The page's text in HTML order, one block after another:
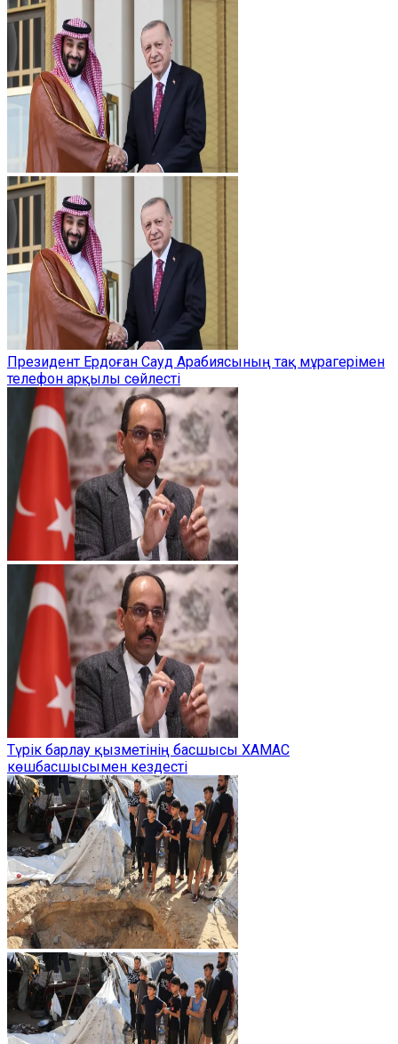
Президент Ердоған Сауд Арабиясының тақ мұрагерімен
телефон арқылы сөйлесті
Түрік барлау қызметінің басшысы ХАМАС
көшбасшысымен кездесті